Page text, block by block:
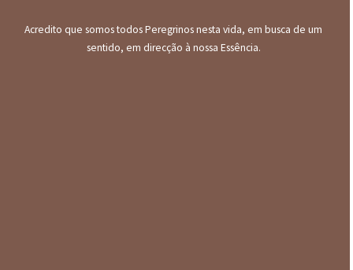
Acredito que somos todos Peregrinos nesta vida, em busca de um
sentido, em direcção à nossa Essência.